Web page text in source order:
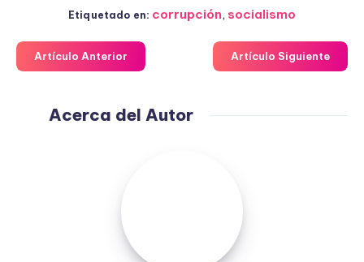
Etiquetado en: corrupción, socialismo
Artículo Anterior Artículo Siguiente
Acerca del Autor